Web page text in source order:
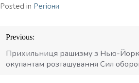
Posted in Регіони
Навігація
записів
Previous:
Прихильниця рашизму з Нью-
окупантам розташування Сил